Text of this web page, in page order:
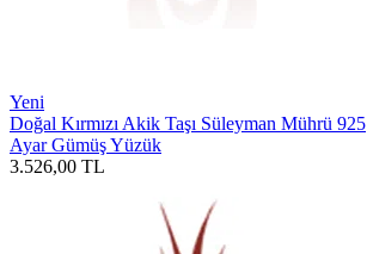
Yeni
Doğal Kırmızı Akik Taşı Süleyman Mührü 925
Ayar Gümüş Yüzük
3.526,00 TL